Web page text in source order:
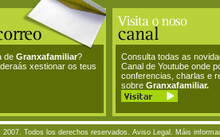
de Granxafamiliar?
xestionar os teus
Consulta todas as
Canal de Youtube onde
conferencias, charlas e
sobre Granxafamiliar.
Todos los derechos reservados. Aviso Legal . Máis